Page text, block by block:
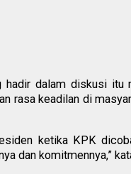
dalam diskusi itu
rasa keadilan di
ketika KPK
dan komitmennya,”